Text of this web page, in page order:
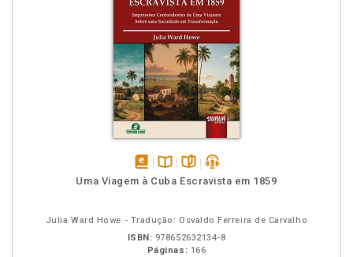
disponívelDisponível
páginaspodcast
Uma Viagem à Cuba Escravista em 1859
Julia Ward Howe - Tradução: Osvaldo Ferreira de Carvalho
ISBN: 978652632134-8
Páginas: 166